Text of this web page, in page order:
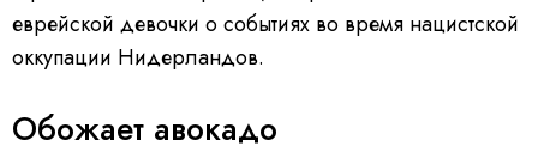
еврейской девочки о событиях во время нацистской
оккупации Нидерландов.
Обожает авокадо